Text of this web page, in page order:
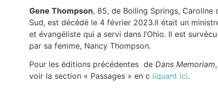
Gene Thompson, 85, de Boiling Springs, Caroline
Sud, est décédé le 4 février 2023.Il était un
et évangéliste qui a servi dans l’Ohio. Il est survécu
par sa femme, Nancy Thompson.
Pour les éditions précédentes de Dans Memoriam,
voir la section « Passages » en c liquant ici.